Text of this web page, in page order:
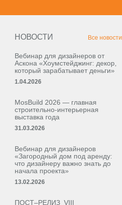
НОВОСТИ Все новости
Вебинар для дизайнеров от
Аскона «Хоумстейджинг: декор,
который зарабатывает деньги»
1.04.2026
MosBuild 2026 — главная
строительно-интерьерная
выставка года
31.03.2026
Вебинар для дизайнеров
«Загородный дом под аренду:
что дизайнеру важно знать до
начала проекта»
13.02.2026
ПОСТ–РЕЛИЗ VIII